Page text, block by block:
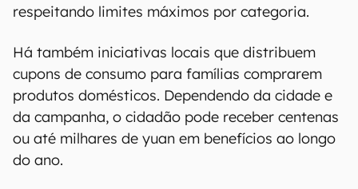
respeitando limites máximos por categoria.
Há também iniciativas locais que distribuem
cupons de consumo para famílias comprarem
produtos domésticos. Dependendo da cidade e
da campanha, o cidadão pode receber centenas
ou até milhares de yuan em benefícios ao longo
do ano.